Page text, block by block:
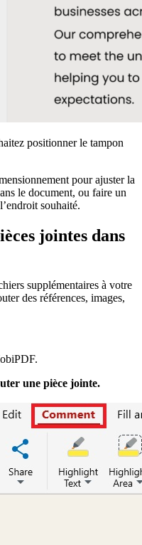
positionner le tampon
pour ajuster la
le document, ou faire un
souhaité.
jointes dans
supplémentaires à votre
des références, images,
une pièce jointe.